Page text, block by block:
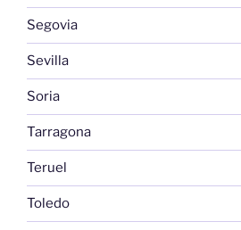
Segovia
Sevilla
Soria
Tarragona
Teruel
Toledo